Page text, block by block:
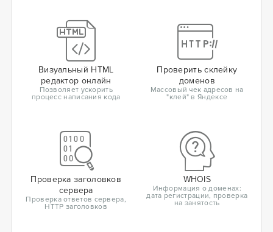
Визуальный HTML
редактор онлайн
Позволяет ускорить
процесс написания кода
Проверить склейку
доменов
Массовый чек адресов на
"клей" в Яндексе
Проверка заголовков
сервера
Проверка ответов сервера,
HTTP заголовков
WHOIS
Информация о доменах:
дата регистрации, проверка
на занятость